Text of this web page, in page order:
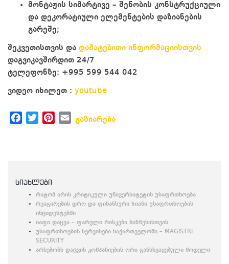
მონტაჟის სიმარტივე – შენობის კონსტრუქციული
და დეკორატიული ელემენტების დაზიანების
გარეშე;
შეკვეთისთვის და დამატებითი ინფორმაციისთვის
დაგვიკავშირდით 24/7
ტელეფონზე: +995 599 544 042
ვიდეო იხილეთ : youtube
FacebookTwitterPinterest
Email
გაზიარება
სიახლები
რატომ არის კრიტიკული უნივერსიტეტის უსაფრთხოება
რეაგირების დრო და ფინანსური ზიანი უსაფრთხოების
ინციდენტებში
იაფი დაცვა – ფარული რისკები ბიზნესისთვის
უსაფრთხოების სერვისები საქართველოში – MAGISTRI
SECURITY
არსებობს დაცვის კომპანიების ორი განსხვავებული მოდელი